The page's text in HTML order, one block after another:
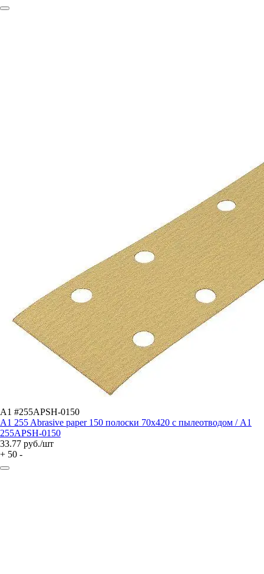
A1 #255APSH-0150
A1 255 Abrasive paper 150 полоски 70x420 с пылеотводом / A1
255APSH-0150
33.77 руб./шт
+ 50 -